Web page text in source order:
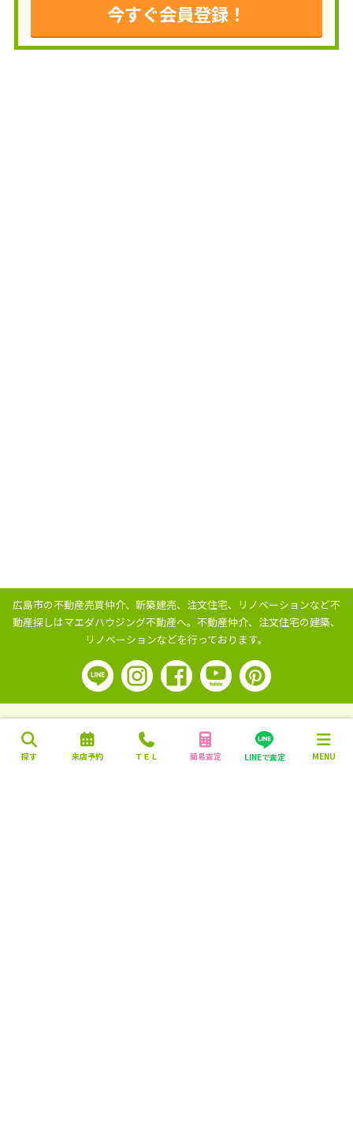
探す 来店予約 ＴＥＬ 簡易査定 LINEで査定 MENU
今すぐ会員登録！
広島市の不動産売買仲介、新築建売、注文住宅、リノベーションなど不
動産探しはマエダハウジング不動産へ。 不動産仲介、注文住宅の建築、
リノベーションなどを行っております。